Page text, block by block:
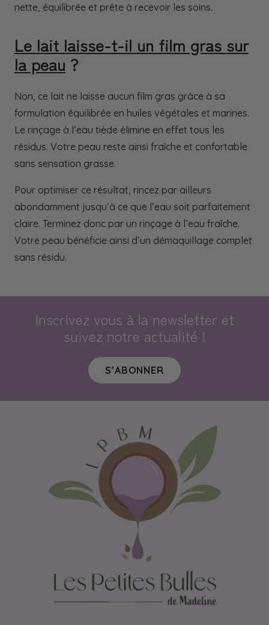
nette, équilibrée et prête à recevoir les soins.
Le lait laisse-t-il un film gras sur
la peau ?
Non, ce lait ne laisse aucun film gras grâce à sa
formulation équilibrée en huiles végétales et marines.
Le rinçage à l’eau tiède élimine en effet tous les
résidus. Votre peau reste ainsi fraîche et confortable
sans sensation grasse.
Pour optimiser ce résultat, rincez par ailleurs
abondamment jusqu’à ce que l’eau soit parfaitement
claire. Terminez donc par un rinçage à l’eau fraîche.
Votre peau bénéficie ainsi d’un démaquillage complet
sans résidu.
Inscrivez vous à la newsletter et
suivez notre actualité !
S’ABONNER